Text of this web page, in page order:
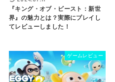
『キング・オブ・ビースト：新世
界』の魅力とは？実際にプレイし
てレビューしました！
ゲームレビュー